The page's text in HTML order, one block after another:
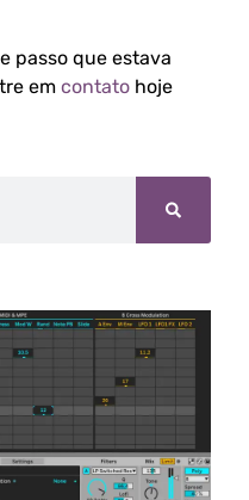
passo que estava
em contato hoje